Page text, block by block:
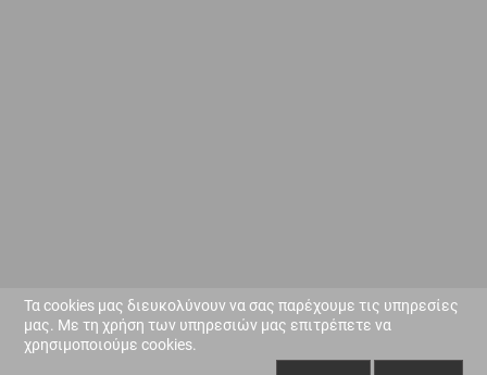
Τα cookies μας διευκολύνουν να σας παρέχουμε τις υπηρεσίες
μας. Με τη χρήση των υπηρεσιών μας επιτρέπετε να
χρησιμοποιούμε cookies.